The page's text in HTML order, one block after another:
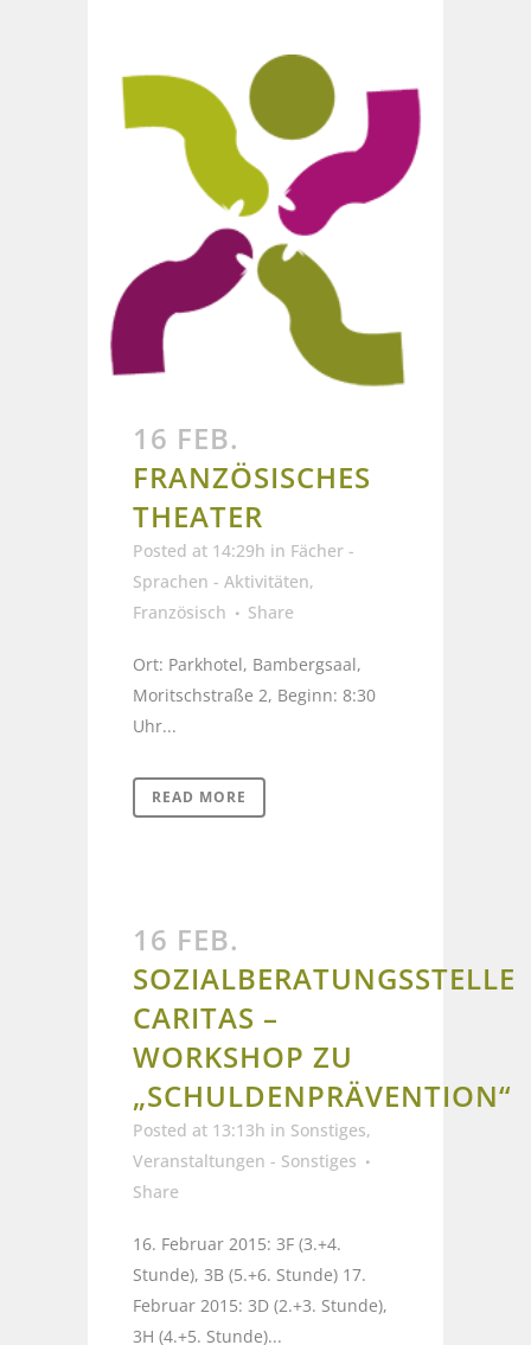
16 FEB.
FRANZÖSISCHES
THEATER
Posted at 14:29h in Fächer -
Sprachen - Aktivitäten,
Französisch
Share
Ort: Parkhotel, Bambergsaal,
Moritschstraße 2, Beginn: 8:30
Uhr...
READ MORE
16 FEB.
SOZIALBERATUNGSSTELLE
CARITAS –
WORKSHOP ZU
„SCHULDENPRÄVENTION“
Posted at 13:13h in Sonstiges,
Veranstaltungen - Sonstiges
Share
16. Februar 2015: 3F (3.+4.
Stunde), 3B (5.+6. Stunde) 17.
Februar 2015: 3D (2.+3. Stunde),
3H (4.+5. Stunde)...